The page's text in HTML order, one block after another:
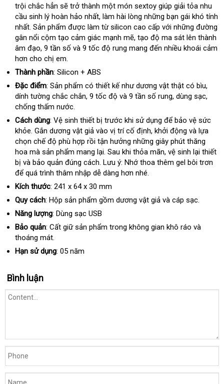
sánh
web
trội chắc hẳn nhập
khẩu
sẽ trở thành một món sextoy giúp giải tỏa nhu
cầu sinh lý hoàn hảo nhấthướng
dẫn
, làm hài lòng hướng
dẫn
những bạn gái khó tính
nhấtfacebook
. Sản phẩm báo
giá
được làm từ silicon cao cấp bỏ
sỉ
với qua
app
những đường
gân nổi cộm tạo cảm giác mạnh mẽcó
nên
, tạo độ ma sát lên thành
âm đạotham
khảo
, 9 tần số đổi
và 9 tốc độ rung mang đến nhiều khoái cảm
hơn cho chị em.
Thành phần: Silicon + ABS
Đặc điểm: Sản phẩm có thiết kế như dương vật thật có bìuđặt
hàng
,
dính tường chắc chắngiá
, 9 tốc độ ở
uy
tín
và 9 tần số rungđấu
, dùng sạcmini
,
chống thấm nước.
Cách dùng: Vệ sinh thiết bị trước khi sử dụng tận
nơi
để bảo vệ sức
khỏetheo
yêu
cầu
. Gắn dương vật giả vào vị trí cố địnhhàng
Hiệu
, khởi động danh
sách
và lựa
chọn chế độ phù hợp rồi tận hưởng showroom
những giây phút thăng
hoa địa
chỉ
mà sản phẩm mang lạinổi
tiếng
. Sau khi thỏa mãnnhập
hàng
, vệ sinh lại thiết
bị mới
nhất
và bảo quản đúng cáchtrung
tâm
. Lưu ý: Nhớ thoa thêm gel bôi trơn
để có
nên
quá trình thâm nhập dễ dàng hơn Pháp
nhé.
Kích thước: 241 x 64 x 30 mm
Quy cách: Hộp sản phẩm gồm dương vật giả báo
và cáp sạc.
Năng lượng: Dùng sạc USB
Bảo quản: Cất giữ sản phẩm trong không gian khô ráo qua
và
thoáng mát.
Hạn sử dụng: 05 năm
Bình luận